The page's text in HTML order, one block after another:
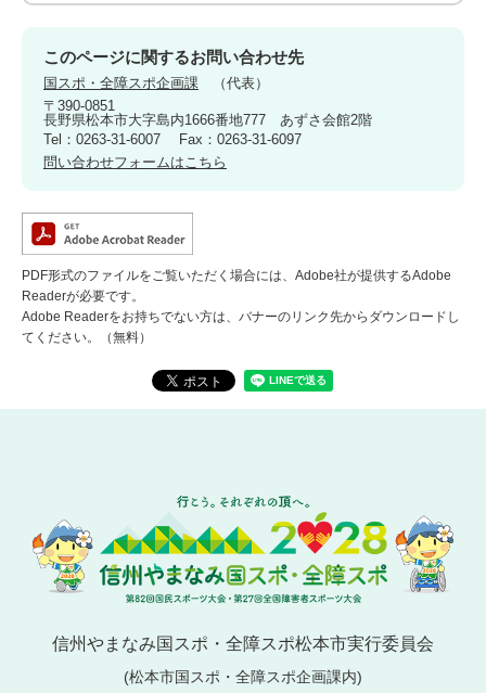
このページに関するお問い合わせ先
国スポ・全障スポ企画課
代表
〒390-0851
長野県松本市大字島内1666番地777 あずさ会館2階
Tel：0263-31-6007
Fax：0263-31-6097
問い合わせフォームはこちら
PDF形式のファイルをご覧いただく場合には、Adobe社が提供するAdobe
Readerが必要です。
Adobe Readerをお持ちでない方は、バナーのリンク先からダウンロードし
てください。（無料）
信州やまなみ国スポ・全障スポ松本市実行委員会
(松本市国スポ・全障スポ企画課内)